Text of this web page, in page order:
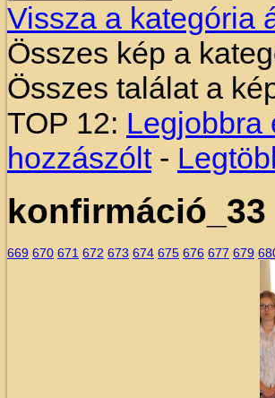
Vissza a kategória
Összes kép a
Összes találat a
TOP 12: Legjobbra
hozzászólt-
konfirmáció_33
669 670 671 672 673 674 675 676 677 679